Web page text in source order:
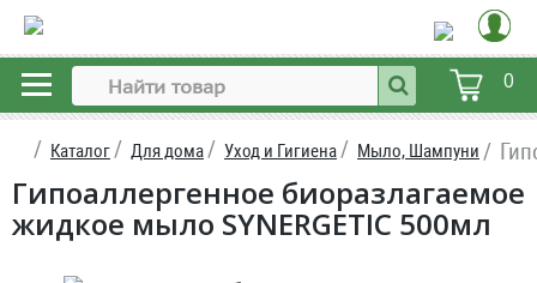
0
Каталог Для дома Уход и Гигиена Мыло, Шампуни
Гипоаллергенное биоразлагаемое
жидкое мыло SYNERGETIC 500мл